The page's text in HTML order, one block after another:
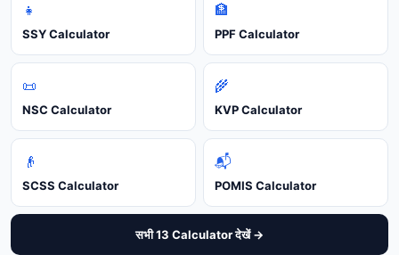
👧
SSY Calculator
🏦
PPF Calculator
📜
NSC Calculator
🌾
KVP Calculator
👴
SCSS Calculator
📬
POMIS Calculator
सभी 13 Calculator देखें →